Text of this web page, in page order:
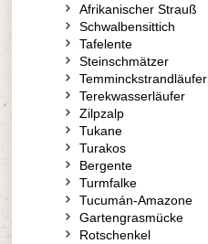
Afrikanischer Strauß
Schwalbensittich
Tafelente
Steinschmätzer
Temminckstrandläufer
Terekwasserläufer
Zilpzalp
Tukane
Turakos
Bergente
Turmfalke
Tucumán-Amazone
Gartengrasmücke
Rotschenkel